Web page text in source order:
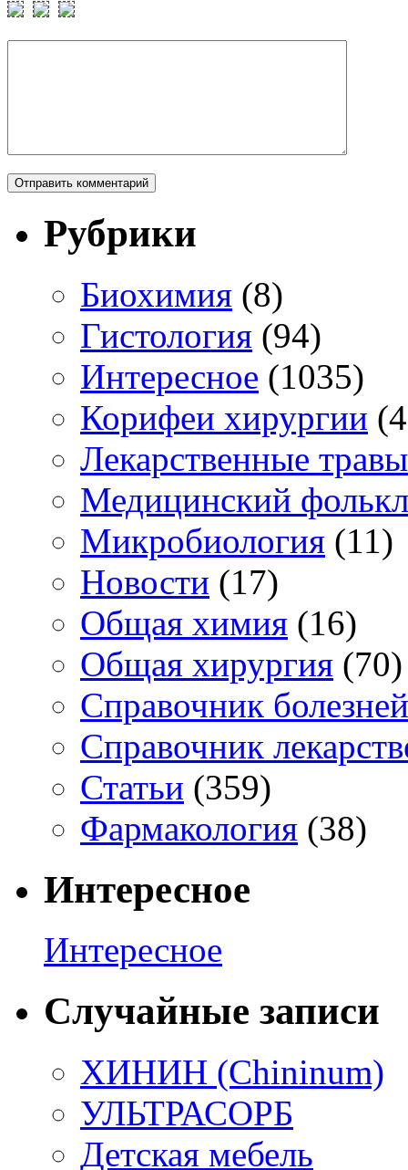
Рубрики
Биохимия (8)
Гистология (94)
Интересное (1035)
Корифеи хирургии
Лекарственные травы
Медицинский
Микробиология (11)
Новости (17)
Общая химия (16)
Общая хирургия (70)
Справочник болезней
Справочник
Статьи (359)
Фармакология (38)
Интересное
Интересное
Случайные записи
ХИНИН (Chininum)
УЛЬТРАСОРБ
Детская мебель